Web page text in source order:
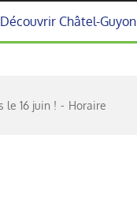
Découvrir Châtel-Guyon
le 16 juin ! Horaire